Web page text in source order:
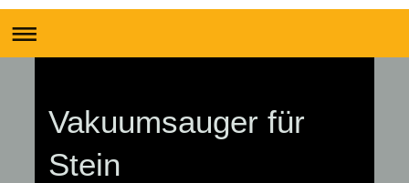
Vakuumsauger für
Stein